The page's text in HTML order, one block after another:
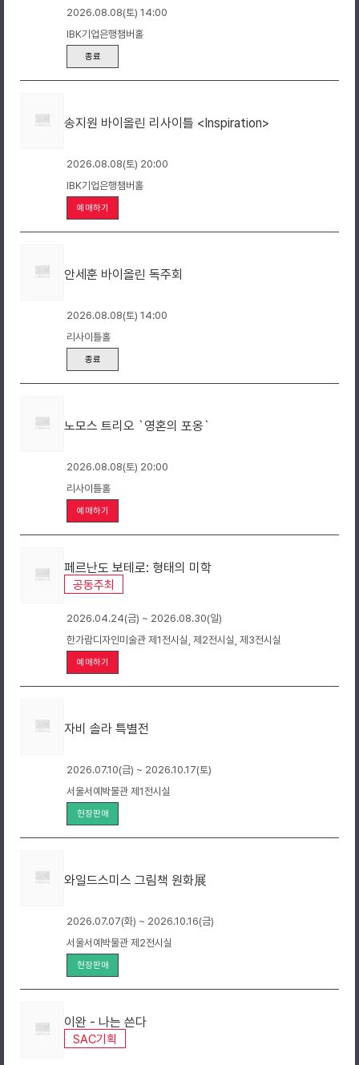
2026.08.08(토) 14:00
IBK기업은행챔버홀
종료
송지원 바이올린 리사이틀 <Inspiration>
2026.08.08(토) 20:00
IBK기업은행챔버홀
예매하기
안세훈 바이올린 독주회
2026.08.08(토) 14:00
리사이틀홀
종료
노모스 트리오 `영혼의 포옹`
2026.08.08(토) 20:00
리사이틀홀
예매하기
페르난도 보테로: 형태의 미학
공동주최
2026.04.24(금) ~ 2026.08.30(일)
한가람디자인미술관 제1전시실, 제2전시실, 제3전시실
예매하기
자비 솔라 특별전
2026.07.10(금) ~ 2026.10.17(토)
서울서예박물관 제1전시실
현장판매
와일드스미스 그림책 원화展
2026.07.07(화) ~ 2026.10.16(금)
서울서예박물관 제2전시실
현장판매
이완 - 나는 쓴다
SAC기획